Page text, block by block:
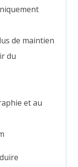
de maintien
du
et au